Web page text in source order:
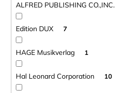
ALFRED PUBLISHING CO.,INC.
Edition DUX 7
HAGE Musikverlag 1
Hal Leonard Corporation 10
VANDOREN
V21
PLÁTKY
NA
ALT
SAXOFÓN
3,80